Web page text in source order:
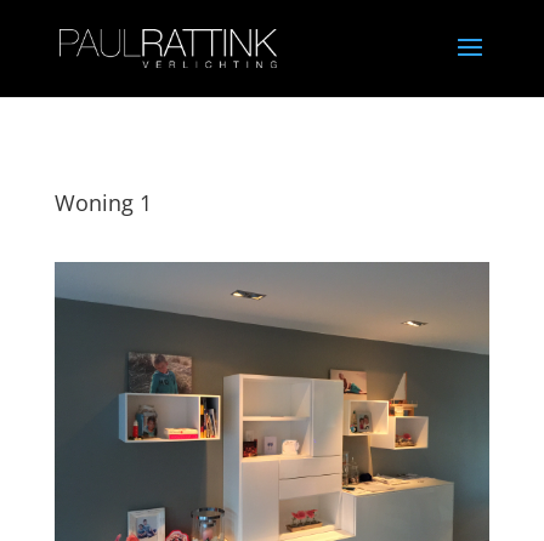
Woning 1